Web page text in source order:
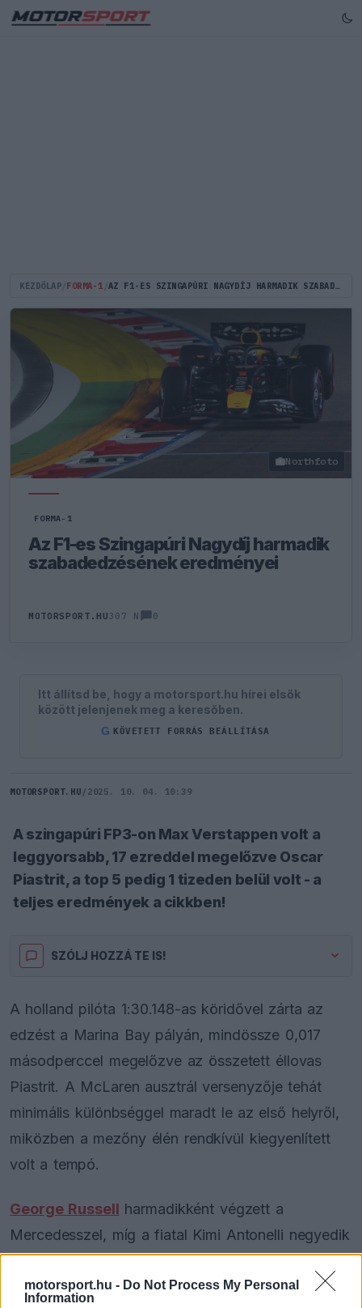
motorsport.hu - Do Not Process My Personal
Information
KEZDŐLAP FORMA-1 AZ F1-ES SZINGAPÚRI NAGYDÍJ HARMADIK SZABADEDZÉSÉNEK EREDMÉNYEI
Northfoto
FORMA-1
Az F1-es Szingapúri Nagydíj harmadik
szabadedzésének eredményei
MOTORSPORT.HU307 N 0
Itt állítsd be, hogy a motorsport.hu hírei elsők
között jelenjenek meg a keresőben.
G KÖVETETT FORRÁS BEÁLLÍTÁSA
MOTORSPORT.HU / 2025. 10. 04. 10:39
A szingapúri FP3-on Max Verstappen volt a
leggyorsabb, 17 ezreddel megelőzve Oscar
Piastrit, a top 5 pedig 1 tizeden belül volt - a
teljes eredmények a cikkben!
SZÓLJ HOZZÁ TE IS!
A holland pilóta 1:30.148-as köridővel zárta az
edzést a Marina Bay pályán, mindössze 0,017
másodperccel megelőzve az összetett éllovas
Piastrit. A McLaren ausztrál versenyzője tehát
minimális különbséggel maradt le az első helyről,
miközben a mezőny élén rendkívül kiegyenlített
volt a tempó.
George Russell harmadikként végzett a
Mercedesszel, míg a fiatal Kimi Antonelli negyedik
helye újabb biztató teljesítmény a csapat számára.
Lando Norris zárta a top 5-öt, és figyelemre